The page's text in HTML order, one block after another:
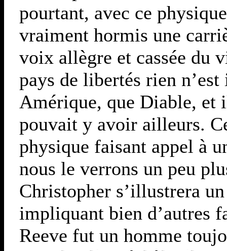
pourtant, avec ce
vraiment hormis une
voix allègre et cassée du
pays de libertés rien
Amérique, que Diable, et
pouvait y avoir ailleurs.
physique faisant appel à
nous le verrons un peu
Christopher s’illustrera
impliquant bien d’autres
Reeve fut un homme